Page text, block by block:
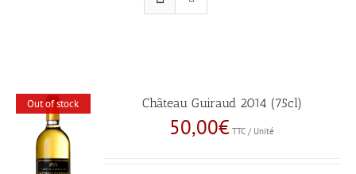
Out of stock Château Guiraud 2014 (75cl)
50,00€ TTC / Unité